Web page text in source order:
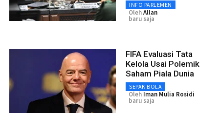
INFO PARLEMEN
OlehAllan
baru saja
FIFA Evaluasi Tata
Kelola Usai Polemik
Saham Piala Dunia
SEPAK BOLA
Oleh Iman Mulia Rosidi
baru saja